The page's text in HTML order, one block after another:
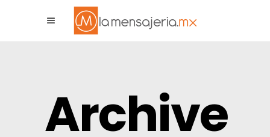
Archive
Asistente Virtual